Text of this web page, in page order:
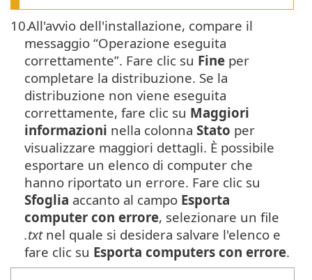
10.All'avvio dell'installazione, compare il
messaggio “Operazione eseguita
correttamente”. Fare clic su Fine per
completare la distribuzione. Se la
distribuzione non viene eseguita
correttamente, fare clic su Maggiori
informazioni nella colonna Stato per
visualizzare maggiori dettagli. È possibile
esportare un elenco di computer che
hanno riportato un errore. Fare clic su
Sfoglia accanto al campo Esporta
computer con errore, selezionare un file
.txtnel quale si desidera salvare l'elenco e
fare clic su Esporta computers con errore.